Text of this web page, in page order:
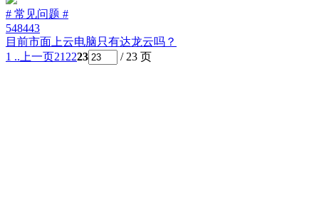
# 常见问题 #
548443
目前市面上云电脑只有达龙云吗？
1 .. 上一页21 2223 / 23 页